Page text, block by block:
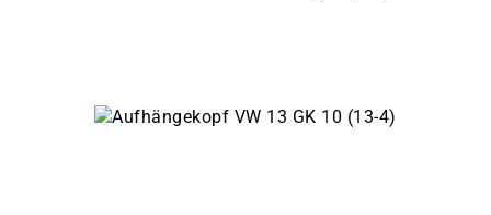
Bildergalerie überspringen